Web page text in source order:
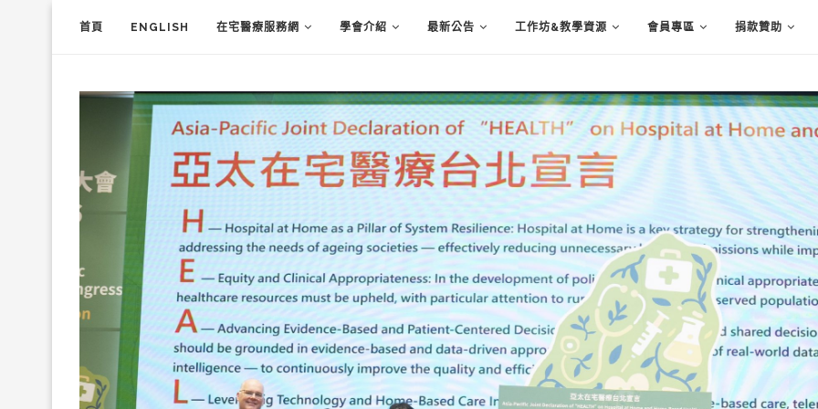
首頁 ENGLISH 在宅醫療服務網 學會介紹 最新公告 工作坊&教學資源 會員專區 捐款贊助